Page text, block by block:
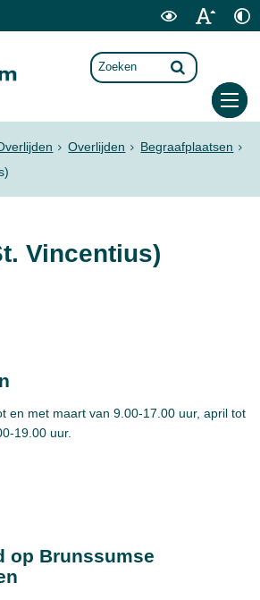
Overlijden
Begraafplaatsen
Vincentius)
en met maart van 9.00-17.00 uur, april tot
19.00 uur.
op Brunssumse